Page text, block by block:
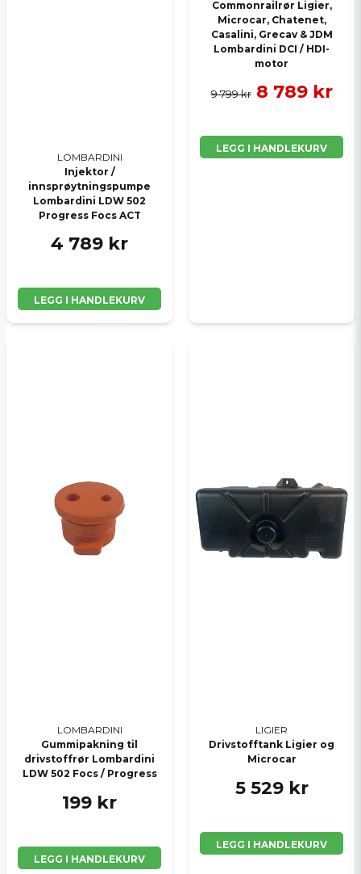
LOMBARDINI
Injektor /
innsprøytningspumpe
Lombardini LDW 502
Progress Focs ACT
4 789 kr
LEGG I HANDLEKURV
Commonrailrør Ligier,
Microcar, Chatenet,
Casalini, Grecav & JDM
Lombardini DCI / HDI-
motor
9 799 kr 8 789 kr
LEGG I HANDLEKURV
LOMBARDINI
Gummipakning til
drivstoffrør Lombardini
LDW 502 Focs / Progress
199 kr
LEGG I HANDLEKURV
LIGIER
Drivstofftank Ligier og
Microcar
5 529 kr
LEGG I HANDLEKURV